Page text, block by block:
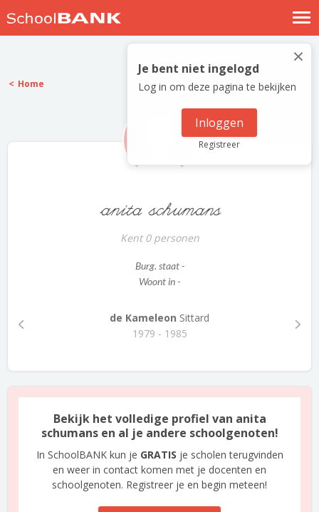
Nostalgische verhalen
Log in
Meld je gratis aan
×
Je bent niet ingelogd
Log in om deze pagina te bekijken
Inloggen
Registreer
Home
anita schumans
Kent 0 personen
Burg. staat -
Woont in -
de Kameleon Sittard
1979 - 1985
Bekijk het volledige profiel van anita
schumans en al je andere schoolgenoten!
In SchoolBANK kun je GRATIS je scholen terugvinden
en weer in contact komen met je docenten en
schoolgenoten. Registreer je en begin meteen!